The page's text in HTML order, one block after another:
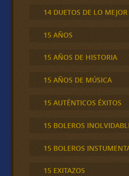
14 DUETOS DE LO
15 AÑOS
15 AÑOS DE HISTORIA
15 AÑOS DE MÚSICA
15 AUTÉNTICOS ÉXITOS
15 BOLEROS
15 BOLEROS
15 EXITAZOS